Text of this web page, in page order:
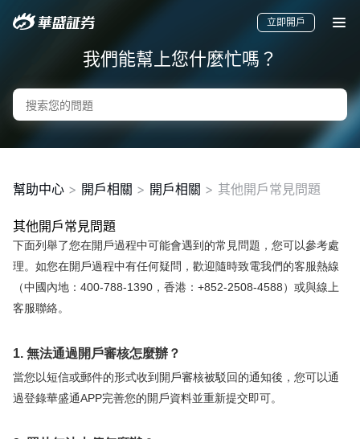
要聞
快訊
美股
港股
新股
華盛APls
低時延極速交易系統
立即開戶
我們能幫上您什麼忙嗎？
幫助中心 > 開戶相關 > 開戶相關 > 其他開戶常見問題
其他開戶常見問題
下面列舉了您在開戶過程中可能會遇到的常見問題，您可以參考處
理。如您在開戶過程中有任何疑問，歡迎隨時致電我們的客服熱線
（中國內地：400-788-1390，香港：+852-2508-4588）或與線上
客服聯絡。
1. 無法通過開戶審核怎麼辦？
當您以短信或郵件的形式收到開戶審核被駁回的通知後，您可以通
過登錄華盛通APP完善您的開戶資料並重新提交即可。